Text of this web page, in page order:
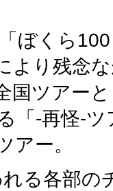
ぼくら
より残念
国ツアー
「-再怪-ツ
アー。
る各部の